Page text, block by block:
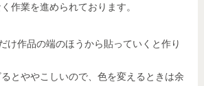
作業を進められております。
け作品の端のほうから貼っていくと作り
とややこしいので、色を変えるときは余